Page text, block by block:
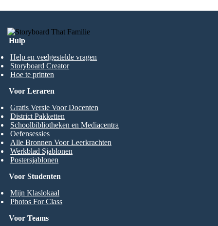
Hulp
Help en veelgestelde vragen
Storyboard Creator
Hoe te printen
Voor Studenten
Mijn Klaslokaal
Photos For Class
Voor Leraren
Gratis Versie Voor Docenten
District Pakketten
Schoolbibliotheken en Mediacentra
Oefensessies
Alle Bronnen Voor Leerkrachten
Werkblad Sjablonen
Postersjablonen
Voor Teams